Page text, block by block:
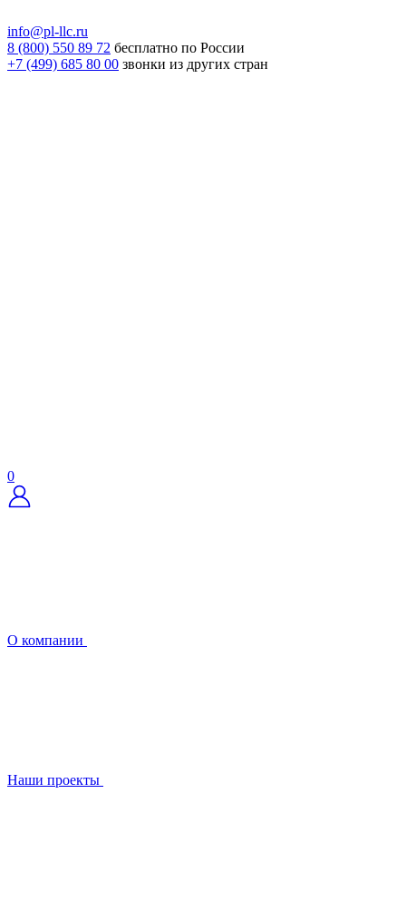
info@pl-llc.ru
8 (800) 550 89 72 бесплатно по России
+7 (499) 685 80 00 звонки из других стран
0
О компании
Наши проекты